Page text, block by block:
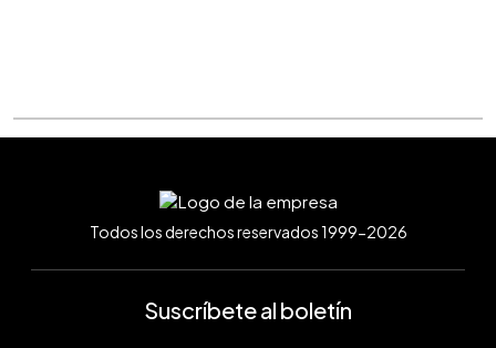
Todos los derechos reservados 1999-2026
Suscríbete al boletín